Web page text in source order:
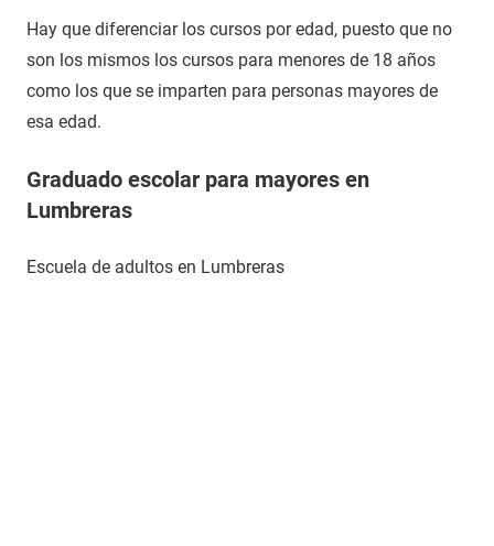
Hay que diferenciar los cursos por edad, puesto que no
son los mismos los cursos para menores de 18 años
como los que se imparten para personas mayores de
esa edad.
Graduado escolar para mayores en
Lumbreras
Escuela de adultos en Lumbreras